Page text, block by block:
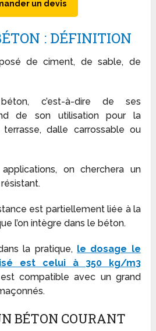
un devis
: DÉFINITION
de ciment, de sable, de
c’est-à-dire de ses
de son utilisation pour la
dalle carrossable ou
on cherchera un
est partiellement liée à la
l’on intègre dans le béton.
la pratique, le dosage le
est celui à 350 kg/m3
compatible avec un grand
BÉTON COURANT